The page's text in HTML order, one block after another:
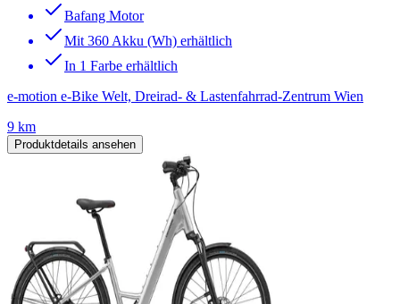
Bafang Motor
Mit 360 Akku (Wh) erhältlich
In 1 Farbe erhältlich
e-motion e-Bike Welt, Dreirad- & Lastenfahrrad-Zentrum Wien
9 km
Produktdetails ansehen